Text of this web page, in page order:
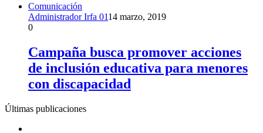
Comunicación
Administrador Irfa 0114 marzo, 2019
0
Campaña busca promover acciones
de inclusión educativa para menores
con discapacidad
Últimas publicaciones